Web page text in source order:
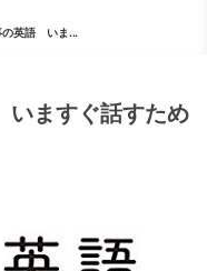
の英語 いま...
ますぐ話すため